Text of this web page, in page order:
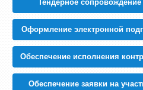
IT, компьютеры, связь
Безопасность
Бизнес, финансы, страхование,
Бумажное производство, тара и
Тендерное сопровождение
Оформление электронной
Обеспечение исполнения
Обеспечение заявки на